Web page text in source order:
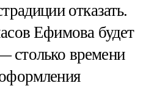
отказать.
Ефимова будет
столько времени